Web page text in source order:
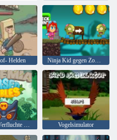
Helden
Totemia: Verfluchte Murmeln Vogelsimulator